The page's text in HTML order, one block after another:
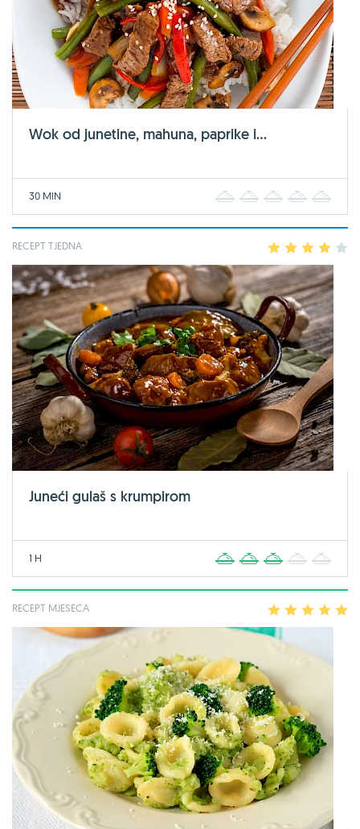
Wok od junetine, mahuna, paprike i...
30 MIN 2 3 4
RECEPT TJEDNA 2 3 4
Juneći gulaš s krumpirom
1 H 2 3 4
RECEPT MJESECA 2 3 4